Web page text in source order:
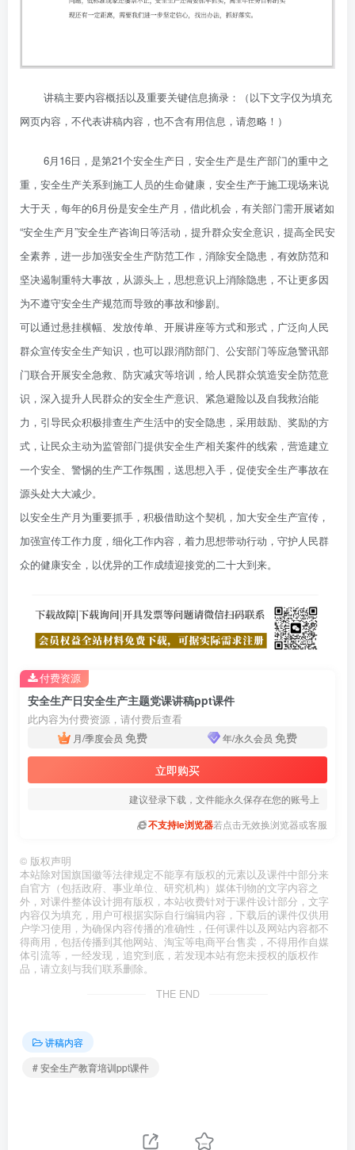
讲稿主要内容概括以及重要关键信息摘录：（以下文字仅为填充
网页内容，不代表讲稿内容，也不含有用信息，请忽略！）
6月16日，是第21个安全生产日，安全生产是生产部门的重中之
重，安全生产关系到施工人员的生命健康，安全生产于施工现场来说
大于天，每年的6月份是安全生产月，借此机会，有关部门需开展诸如
“安全生产月”安全生产咨询日等活动，提升群众安全意识，提高全民安
全素养，进一步加强安全生产防范工作，消除安全隐患，有效防范和
坚决遏制重特大事故，从源头上，思想意识上消除隐患，不让更多因
为不遵守安全生产规范而导致的事故和惨剧。
可以通过悬挂横幅、发放传单、开展讲座等方式和形式，广泛向人民
群众宣传安全生产知识，也可以跟消防部门、公安部门等应急警讯部
门联合开展安全急救、防灾减灾等培训，给人民群众筑造安全防范意
识，深入提升人民群众的安全生产意识、紧急避险以及自我救治能
力，引导民众积极排查生产生活中的安全隐患，采用鼓励、奖励的方
式，让民众主动为监管部门提供安全生产相关案件的线索，营造建立
一个安全、警惕的生产工作氛围，送思想入手，促使安全生产事故在
源头处大大减少。
以安全生产月为重要抓手，积极借助这个契机，加大安全生产宣传，
加强宣传工作力度，细化工作内容，着力思想带动行动，守护人民群
众的健康安全，以优异的工作成绩迎接党的二十大到来。
安全生产日安全生产主题党课讲稿ppt课件
此内容为付费资源，请付费后查看
月/季度会员 免费 年/永久会员 免费
立即购买
建议登录下载，文件能永久保存在您的账号上
不支持ie浏览器若点击无效换浏览器或客服
付费资源
© 版权声明
本站除对国旗国徽等法律规定不能享有版权的元素以及课件中部分来
自官方（包括政府、事业单位、研究机构）媒体刊物的文字内容之
外，对课件整体设计拥有版权，本站收费针对于课件设计部分，文字
内容仅为填充，用户可根据实际自行编辑内容，下载后的课件仅供用
户学习使用，为确保内容传播的准确性，任何课件以及网站内容都不
得商用，包括传播到其他网站、淘宝等电商平台售卖，不得用作自媒
体引流等，一经发现，追究到底，若发现本站有您未授权的版权作
品，请立刻与我们联系删除。
THE END
讲稿内容
# 安全生产教育培训ppt课件